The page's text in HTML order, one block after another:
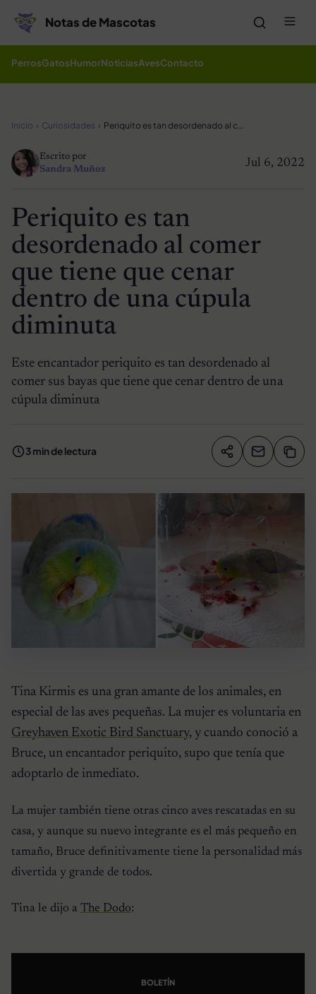
Notas de Mascotas
PerrosGatosHumorNoticiasAvesContacto
Inicio Curiosidades Periquito es tan desordenado al comer que tiene que cenar dentro de una cúpula diminuta
Jul 6, 2022
Escrito por
Sandra Muñoz
Periquito es tan
desordenado al comer
que tiene que cenar
dentro de una cúpula
diminuta
Este encantador periquito es tan desordenado al
comer sus bayas que tiene que cenar dentro de una
cúpula diminuta
3 min de lectura Compartir
Tina Kirmis es una gran amante de los animales, en
especial de las aves pequeñas. La mujer es voluntaria en
Greyhaven Exotic Bird Sanctuary, y cuando conoció a
Bruce, un encantador periquito, supo que tenía que
adoptarlo de inmediato.
La mujer también tiene otras cinco aves rescatadas en su
casa, y aunque su nuevo integrante es el más pequeño en
tamaño, Bruce definitivamente tiene la personalidad más
divertida y grande de todos.
Tina le dijo a The Dodo:
BOLETÍN